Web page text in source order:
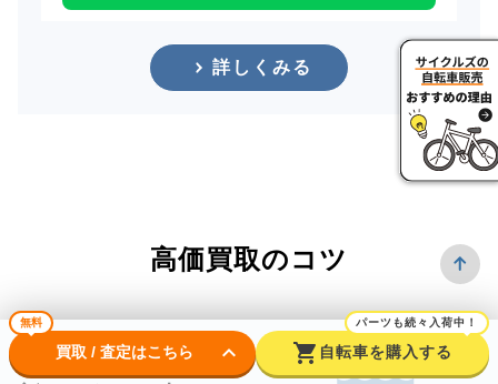
詳しくみる
高価買取のコツ
できるだけ
無料
買取 / 査定はこちら keyboard_arrow_down shopping_cart
パーツも続々入荷中！
自転車を購入する